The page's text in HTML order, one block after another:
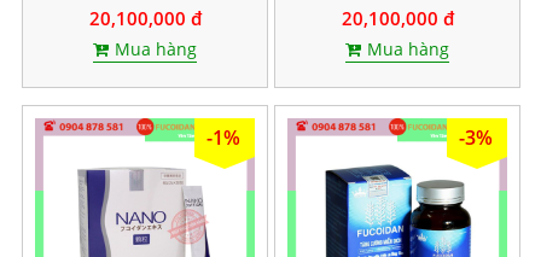
20,100,000 đ
Mua hàng
20,100,000 đ
Mua hàng
-1% -3%